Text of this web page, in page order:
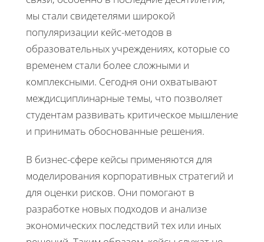
мы стали свидетелями широкой
популяризации кейс-методов в
образовательных учреждениях, которые со
временем стали более сложными и
комплексными. Сегодня они охватывают
междисциплинарные темы, что позволяет
студентам развивать критическое мышление
и принимать обоснованные решения.
В бизнес-сфере кейсы применяются для
моделирования корпоративных стратегий и
для оценки рисков. Они помогают в
разработке новых подходов и анализе
экономических последствий тех или иных